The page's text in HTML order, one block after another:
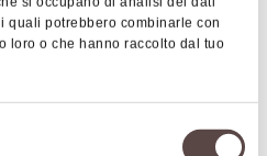
quali potrebbero combinarle con
loro o che hanno raccolto dal tuo
conferiscono
alla chiesa.
successivamente la